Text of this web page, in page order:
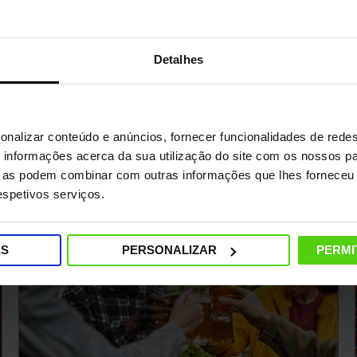
Detalhes
conteúdo e anúncios, fornecer funcionalidades de
informações acerca da sua utilização do site com os nossos
podem combinar com outras informações que lhes
serviços.
PERSONALIZAR